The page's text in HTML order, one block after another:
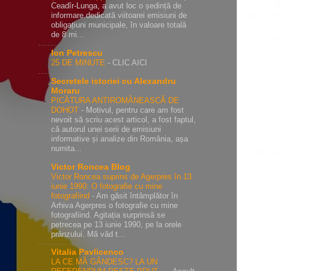
Ceadîr-Lunga, a avut loc o ședință de
informare dedicată viitoarei emisiuni de
obligațiuni municipale, în valoare totală
de 8 mi...
Ion Petrescu
25 DE MINUTE - CLIC AICI
Secretele istoriei cu Alexandru
Moraru
PICĂTURA ANTIROMÂNEASCĂ DE
DOHOT - Motivul, pentru care am fost
nevoit să scriu acest articol, a fost faptul,
că autorul unei serii de emisiuni
informative și analize din România, așa
numita...
Victor Roncea Blog
Victor Roncea suprins de Agerpres în 13
iunie 1990: O fotografie cu mine
fotografiind - Am găsit întâmplător în
Arhiva Agerpres o fotografie cu mine
fotografiind. Agitația surprinsă se
petrecea pe 13 iunie 1990, pe la orele
prânzului. Mă văd t...
Vitalia Pavlicenco
LA CE MĂ GÂNDESC? LA UN